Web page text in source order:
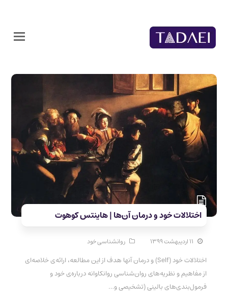
اختلالات خود و درمان آن‌ها | هاینتس کوهوت
۱۱ اردیبهشت ۱۳۹۹ روانشناسی خود
اختلالات خود (Self) و درمان آنها هدف از این مطالعه، ارائه‌ی خلاصه‌ای
از مفاهیم و نظریه‌های روان‌شناسی روانکاوانه درباره‌ی خود و
فرمول‌بندی‌های بالینی (تشخیصی و…